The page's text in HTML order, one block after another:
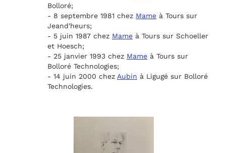
Bolloré;
- 8 septembre 1981 chez Mame à Tours sur
Jeand'heurs;
- 5 juin 1987 chez Mame à Tours sur Schoeller
et Hoesch;
- 25 janvier 1993 chez Mame à Tours sur
Bolloré Technologies;
- 14 juin 2000 chez Aubin à Ligugé sur Bolloré
Technologies.